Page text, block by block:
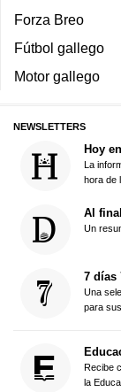
Forza Breo
Fútbol gallego
Motor gallego
NEWSLETTERS
Hoy
La
hora de
Al
Un
7 días
Una
para
Recibe
la